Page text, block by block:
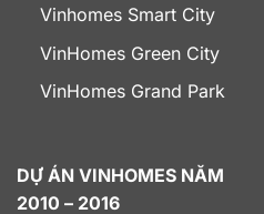
Vinhomes Smart City
VinHomes Green City
VinHomes Grand Park
DỰ ÁN VINHOMES NĂM
2010 – 2016